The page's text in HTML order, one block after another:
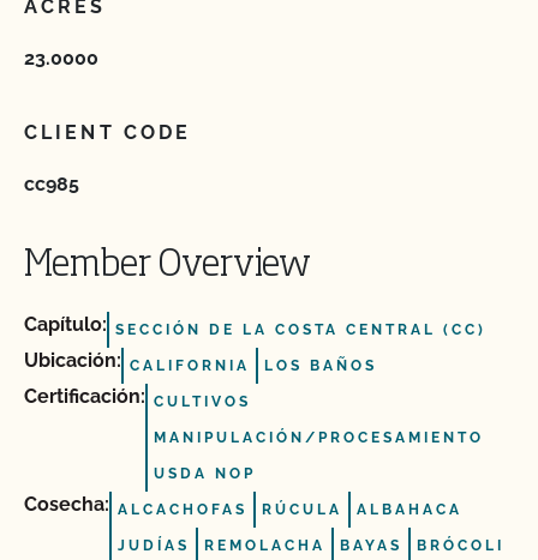
ACRES
23.0000
CLIENT CODE
cc985
Member Overview
Capítulo: SECCIÓN DE LA COSTA CENTRAL (CC)
Ubicación: CALIFORNIA LOS BAÑOS
Certificación: CULTIVOS
MANIPULACIÓN/PROCESAMIENTO
USDA NOP
Cosecha: ALCACHOFAS RÚCULA ALBAHACA
JUDÍAS REMOLACHA BAYAS BRÓCOLI